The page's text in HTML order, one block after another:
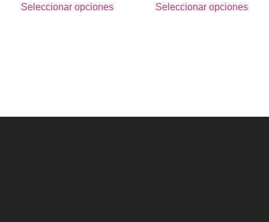
Seleccionar opciones Seleccionar opciones